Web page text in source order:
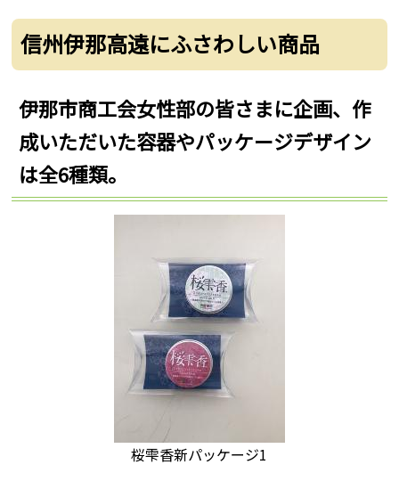
信州伊那高遠にふさわしい商品
伊那市商工会女性部の皆さまに企画、作
成いただいた容器やパッケージデザイン
は全6種類。
桜雫香新パッケージ1